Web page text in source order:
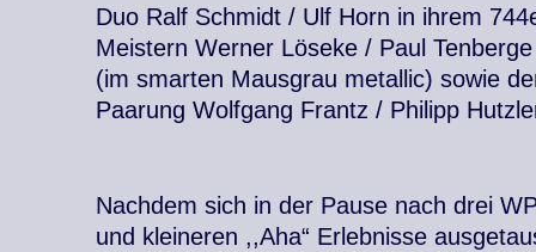
Duo Ralf Schmidt / Ulf Horn in ihrem
Meistern Werner Löseke / Paul
(im smarten Mausgrau metallic) sowie
Paarung Wolfgang Frantz / Philipp
Nachdem sich in der Pause nach drei
und kleineren ,,Aha“ Erlebnisse